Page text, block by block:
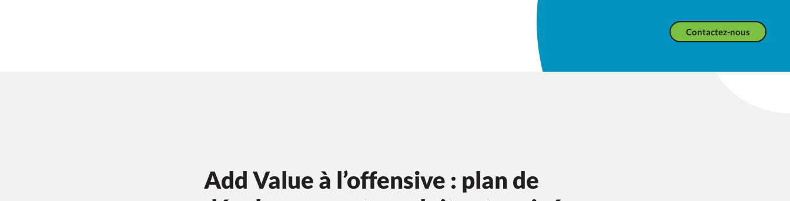
Contactez-nous
Add Value à l’offensive : plan de